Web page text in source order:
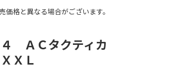
格と異なる場合がございます。
ＡＣタクティカ
ＸＬ